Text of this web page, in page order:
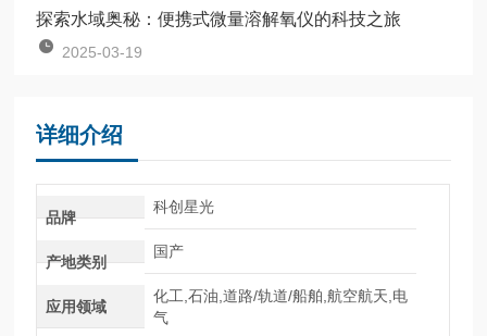
探索水域奥秘：便携式微量溶解氧仪的科技之旅
2025-03-19
详细介绍
品牌
科创星光
产地类别
国产
应用领域
化工,石油,道路/轨道/船舶,航空航天,电
气